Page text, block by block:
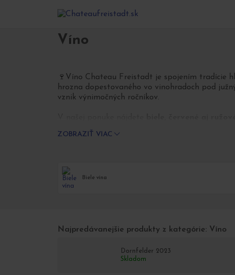
Víno
🍷Víno Chateau Freistadt je spojením tradície
hrozna dopestovaného vo vinohradoch pod
vznik výnimočných ročníkov.
ZOBRAZIŤ VIAC
Biele vína
Najpredávanejšie produkty z kategórie: Víno
Dornfelder 2023
Skladom